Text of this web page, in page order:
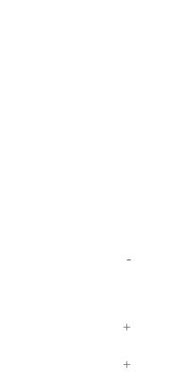
-
+
+